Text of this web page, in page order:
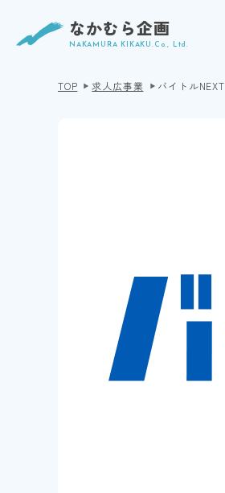
なかむら企画
NAKAMURA KIKAKU.Co., Ltd.
TOP 求人広事業 バイトルNEXT